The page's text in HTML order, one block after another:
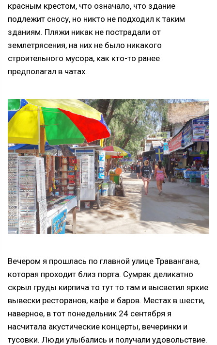
красным крестом, что означало, что здание
подлежит сносу, но никто не подходил к таким
зданиям. Пляжи никак не пострадали от
землетрясения, на них не было никакого
строительного мусора, как кто-то ранее
предполагал в чатах.
Вечером я прошлась по главной улице Травангана,
которая проходит близ порта. Сумрак деликатно
скрыл груды кирпича то тут то там и высветил яркие
вывески ресторанов, кафе и баров. Местах в шести,
наверное, в тот понедельник 24 сентября я
насчитала акустические концерты, вечеринки и
тусовки. Люди улыбались и получали удовольствие.